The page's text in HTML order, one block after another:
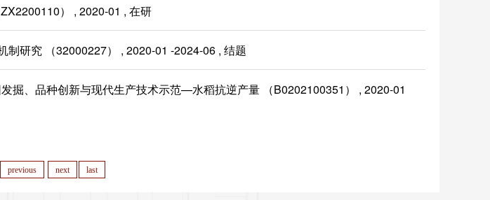
） , 2020-01 , 在研
研究 （32000227） , 2020-01 -2024-06 , 结题
掘、品种创新与现代生产技术示范—水稻抗逆产量 （B0202100351） , 2020-01
previous next last